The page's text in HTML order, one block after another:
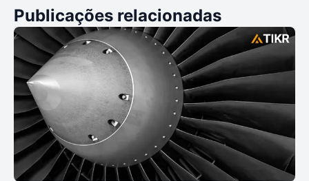
Publicações relacionadas